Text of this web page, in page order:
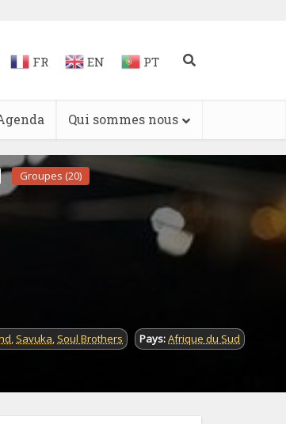
FR EN PT
Qui sommes nous
Groupes (20)
, Savuka, Soul Brothers Pays:Afrique du Sud